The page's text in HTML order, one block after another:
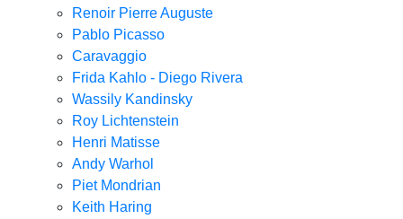
Renoir Pierre Auguste
Pablo Picasso
Caravaggio
Frida Kahlo - Diego Rivera
Wassily Kandinsky
Roy Lichtenstein
Henri Matisse
Andy Warhol
Piet Mondrian
Keith Haring